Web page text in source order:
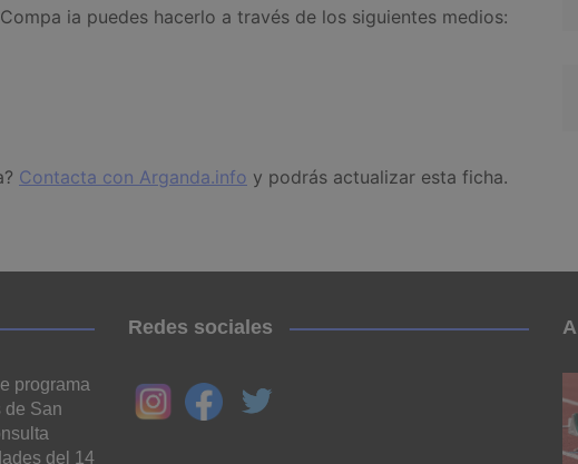
ia puedes hacerlo a través de los siguientes medios:
Contacta con Arganda.info y podrás actualizar esta ficha.
programa
de San
del 14
Redes sociales